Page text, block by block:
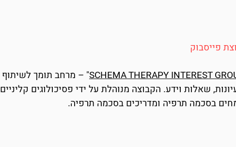
פייסבוק
SCHEMA THERAPY INTEREST" – מרחב תומך לשיתוף
שאלות וידע. הקבוצה מנוהלת על ידי פסיכולוגים קליניים
בסכמה תרפיה ומדריכים בסכמה תרפיה.